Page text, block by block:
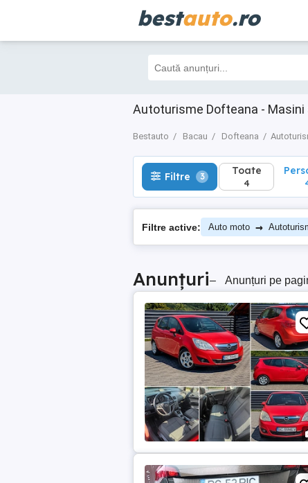
bestauto.ro
Autoturisme Dofteana - Masini
Bestauto Bacau Dofteana
Filtre 3 Toate
4
Filtre 3 Toate
4
Filtre active: Auto moto →
Anunțuri– Anunțuri pe